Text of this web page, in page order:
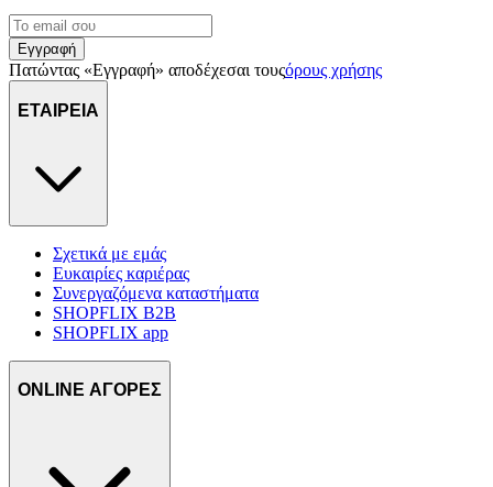
πληροφορίες σχετικά με την από μέρους σας χρήση της
τοποθεσίας μας στους συνεργάτες μέσων κοινωνικής
δικτύωσης, διαφημίσεων και ανάλυσης.
Εγγραφή
Πατώντας «Εγγραφή» αποδέχεσαι τουςόρους χρήσης
ΕΤΑΙΡΕΙΑ
Σχετικά με εμάς
Ευκαιρίες καριέρας
Συνεργαζόμενα καταστήματα
SHOPFLIX B2B
SHOPFLIX app
ONLINE ΑΓΟΡΕΣ